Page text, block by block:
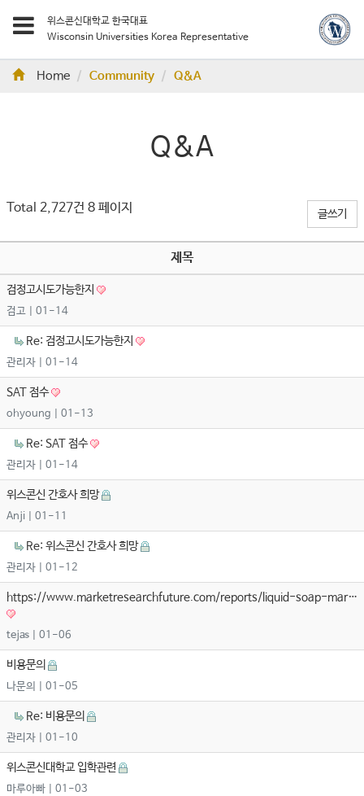
위스콘신대학교 한국대표
Wisconsin Universities Korea Representative
Home Community Q&A
Q&A
Total 2,727건 8 페이지 글쓰기
제목
검정고시도가능한지
검고 | 01-14
Re: 검정고시도가능한지
관리자 | 01-14
SAT 점수
ohyoung | 01-13
Re: SAT 점수
관리자 | 01-14
위스콘신 간호사 희망
Anji | 01-11
Re: 위스콘신 간호사 희망
관리자 | 01-12
https://www.marketresearchfuture.com/reports/liquid-soap-mar…
tejas | 01-06
비용문의
나문의 | 01-05
Re: 비용문의
관리자 | 01-10
위스콘신대학교 입학관련
마루아빠 | 01-03